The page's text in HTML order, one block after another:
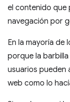
el contenido que
navegación por
En la mayoría de
porque la
usuarios pueden
web como lo